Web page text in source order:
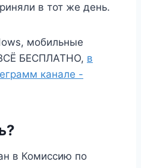
в тот же день.
мобильные
БЕСПЛАТНО, в
канале -
в Комиссию по